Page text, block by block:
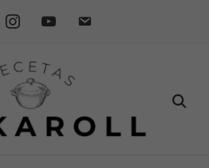
instagramyoutube email